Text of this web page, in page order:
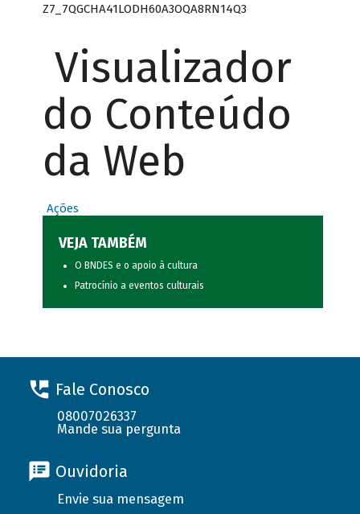
Z7_7QGCHA41LODH60A3OQA8RN14Q3
Visualizador
do Conteúdo
da Web
Ações
VEJA TAMBÉM
O BNDES e o apoio à cultura
Patrocínio a eventos culturais
Fale Conosco
08007026337
Mande sua pergunta
Ouvidoria
Envie sua mensagem